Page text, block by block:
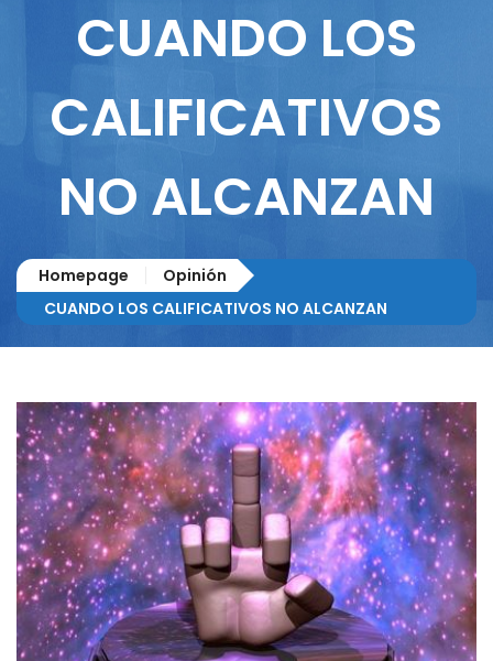
Reportajes
Columnistas
CUANDO LOS
CALIFICATIVOS
NO ALCANZAN
Homepage
Opinión
CUANDO LOS CALIFICATIVOS NO ALCANZAN